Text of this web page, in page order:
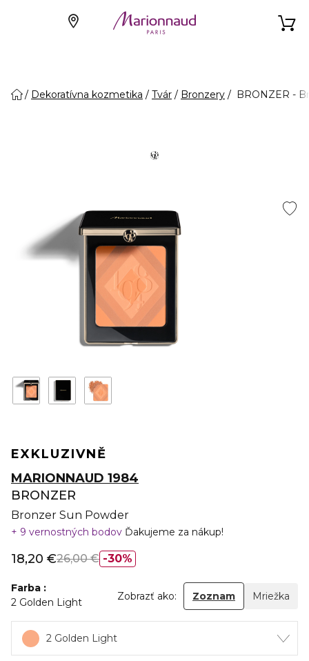
Dekoratívna kozmetika Tvár Bronzery BRONZER -
EXKLUZIVNĚ
MARIONNAUD 1984
BRONZER
Bronzer Sun Powder
9 vernostných bodov Ďakujeme za nákup!
30%
18,20 €26,00 €
Farba
2 Golden Light
Zobrazť ako: Zoznam Mriežka
2 Golden Light